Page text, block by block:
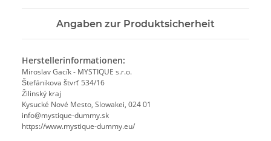
Angaben zur Produktsicherheit
Herstellerinformationen:
Miroslav Gacík - MYSTIQUE s.r.o.
Štefánikova štvrť 534/16
Žilinský kraj
Kysucké Nové Mesto, Slowakei, 024 01
info@mystique-dummy.sk
https://www.mystique-dummy.eu/